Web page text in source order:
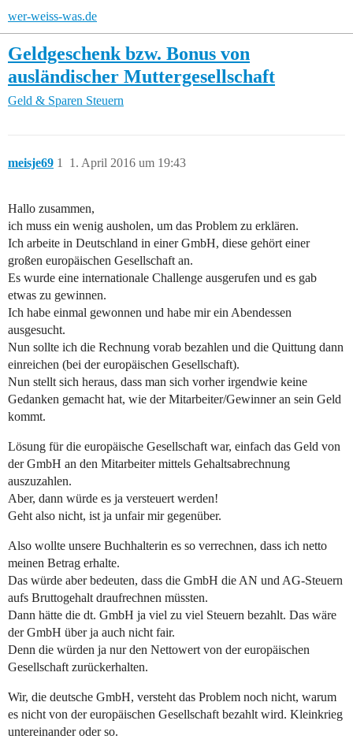
wer-weiss-was.de
Geldgeschenk bzw. Bonus von
ausländischer Muttergesellschaft
Geld & Sparen Steuern
meisje69 1. April 2016 um 19:43
1
Hallo zusammen,
ich muss ein wenig ausholen, um das Problem zu erklären.
Ich arbeite in Deutschland in einer GmbH, diese gehört einer
großen europäischen Gesellschaft an.
Es wurde eine internationale Challenge ausgerufen und es gab
etwas zu gewinnen.
Ich habe einmal gewonnen und habe mir ein Abendessen
ausgesucht.
Nun sollte ich die Rechnung vorab bezahlen und die Quittung dann
einreichen (bei der europäischen Gesellschaft).
Nun stellt sich heraus, dass man sich vorher irgendwie keine
Gedanken gemacht hat, wie der Mitarbeiter/Gewinner an sein Geld
kommt.
Lösung für die europäische Gesellschaft war, einfach das Geld von
der GmbH an den Mitarbeiter mittels Gehaltsabrechnung
auszuzahlen.
Aber, dann würde es ja versteuert werden!
Geht also nicht, ist ja unfair mir gegenüber.
Also wollte unsere Buchhalterin es so verrechnen, dass ich netto
meinen Betrag erhalte.
Das würde aber bedeuten, dass die GmbH die AN und AG-Steuern
aufs Bruttogehalt draufrechnen müssten.
Dann hätte die dt. GmbH ja viel zu viel Steuern bezahlt. Das wäre
der GmbH über ja auch nicht fair.
Denn die würden ja nur den Nettowert von der europäischen
Gesellschaft zurückerhalten.
Wir, die deutsche GmbH, versteht das Problem noch nicht, warum
es nicht von der europäischen Gesellschaft bezahlt wird. Kleinkrieg
untereinander oder so.